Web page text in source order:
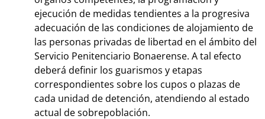
ejecución de medidas tendientes a la progresiva
adecuación de las condiciones de alojamiento de
las personas privadas de libertad en el ámbito del
Servicio Penitenciario Bonaerense. A tal efecto
deberá definir los guarismos y etapas
correspondientes sobre los cupos o plazas de
cada unidad de detención, atendiendo al estado
actual de sobrepoblación.